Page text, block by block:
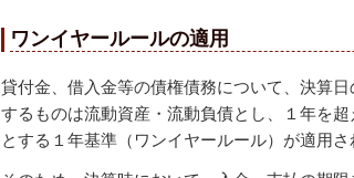
ワンイヤールールの適用
貸付金、借入金等の債権債務について、決算
するものは流動資産・流動負債とし、１年を
とする１年基準（ワンイヤールール）が適用さ